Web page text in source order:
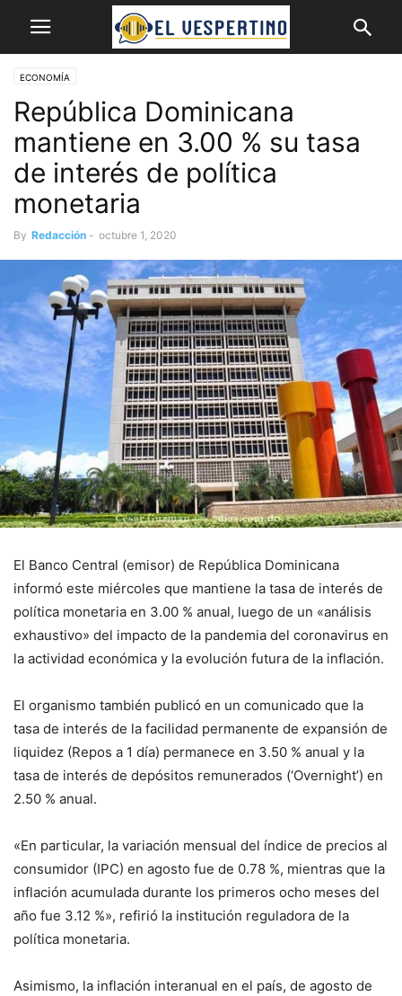
ECONOMÍA
República Dominicana
mantiene en 3.00 % su tasa
de interés de política
monetaria
By Redacción - octubre 1, 2020
El Banco Central (emisor) de República Dominicana
informó este miércoles que mantiene la tasa de interés de
política monetaria en 3.00 % anual, luego de un «análisis
exhaustivo» del impacto de la pandemia del coronavirus en
la actividad económica y la evolución futura de la inflación.
El organismo también publicó en un comunicado que la
tasa de interés de la facilidad permanente de expansión de
liquidez (Repos a 1 día) permanece en 3.50 % anual y la
tasa de interés de depósitos remunerados (‘Overnight’) en
2.50 % anual.
«En particular, la variación mensual del índice de precios al
consumidor (IPC) en agosto fue de 0.78 %, mientras que la
inflación acumulada durante los primeros ocho meses del
año fue 3.12 %», refirió la institución reguladora de la
política monetaria.
Asimismo, la inflación interanual en el país, de agosto de